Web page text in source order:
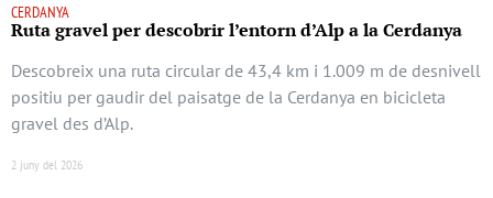
CERDANYA
Ruta gravel per descobrir l’entorn d’Alp a la Cerdanya
Descobreix una ruta circular de 43,4 km i 1.009 m de desnivell
positiu per gaudir del paisatge de la Cerdanya en bicicleta
gravel des d’Alp.
2 juny del 2026